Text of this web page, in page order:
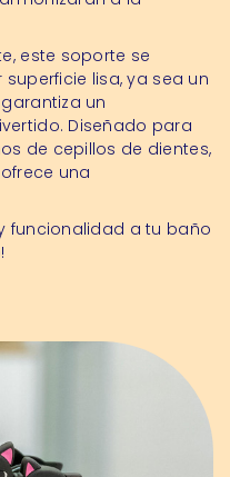
este soporte se
lisa, ya sea un
un
Diseñado para
de cepillos de dientes,
una
funcionalidad a tu baño